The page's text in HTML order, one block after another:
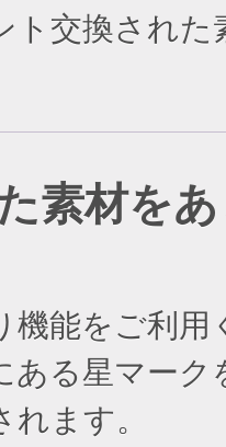
ト交換され
素材を
機能をご利用
ある星マー
れます。